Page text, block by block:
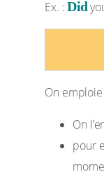
Ex. :Did
On
On
pour